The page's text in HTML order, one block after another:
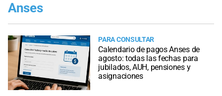
Anses
PARA CONSULTAR
Calendario de pagos Anses de
agosto: todas las fechas para
jubilados, AUH, pensiones y
asignaciones